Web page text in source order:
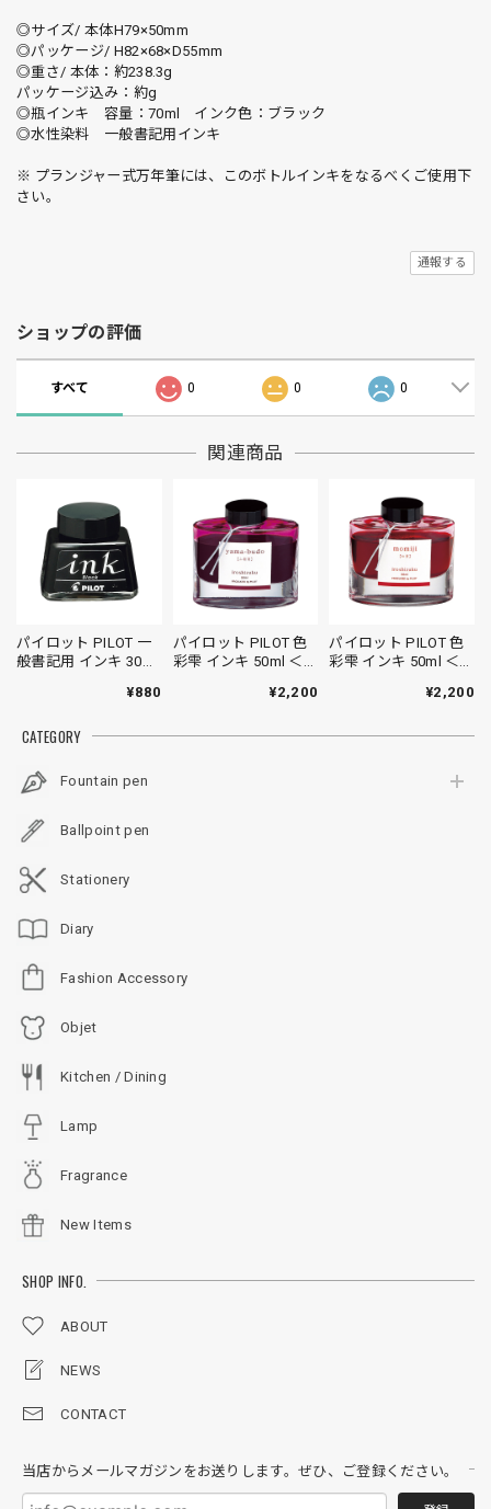
CATEGORY
Fountain pen
Ballpoint pen
Stationery
Diary
Fashion Accessory
Objet
Kitchen / Dining
Lamp
Fragrance
New Items
SHOP INFO.
ABOUT
NEWS
CONTACT
当店からメールマガジンをお送りします。ぜひ、ご登録ください。
◎サイズ/ 本体H79×50mm
◎パッケージ/ H82×68×D55mm
◎重さ/ 本体：約238.3g
パッケージ込み：約g
◎瓶インキ 容量：70ml インク色：ブラック
◎水性染料 一般書記用インキ
※ プランジャー式万年筆には、このボトルインキをなるべくご使用下
さい。
通報する
ショップの評価
すべて 0 0 0
関連商品
パイロット PILOT 一
般書記用 インキ 30ml
¥880
パイロット PILOT 色
彩雫 インキ 50ml ＜ヤ
¥2,200
パイロット PILOT 色
彩雫 インキ 50ml ＜モ
¥2,200